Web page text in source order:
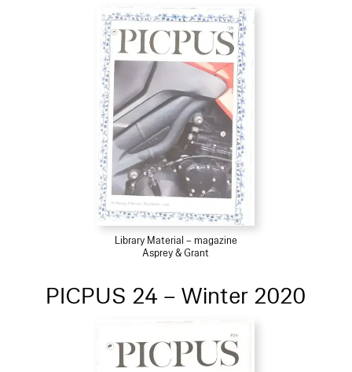
Library Material – magazine
Asprey & Grant
PICPUS 24 – Winter 2020